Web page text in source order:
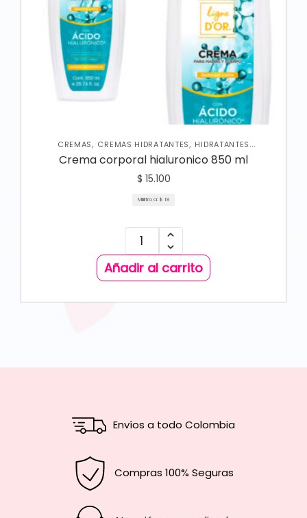
CREMAS, CREMAS HIDRATANTES, HIDRATANTES
CORPORALES
, NUEVA COLECCIÓN SKIN CARE CORPORAL
Crema corporal hialuronico 850 ml
$ 15.100
Mililitro a: $ 18
Añadir al carrito
Envíos a todo Colombia
Compras 100% Seguras